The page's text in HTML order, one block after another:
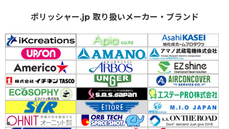
ポリッシャー.jp 取り扱いメーカー・ブランド